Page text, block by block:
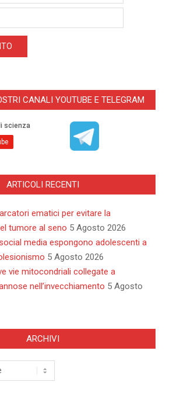
CANALI YOUTUBE E TELEGRAM
ARTICOLI RECENTI
ematici per evitare la
tumore al seno 5 Agosto 2026
media espongono adolescenti a
5 Agosto 2026
vie mitocondriali collegate a
nell’invecchiamento 5 Agosto
ARCHIVI